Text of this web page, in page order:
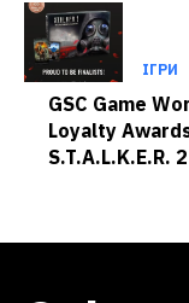
ІГРИ
GSC Game
Loyalty
S.T.A.L.K.E.R.